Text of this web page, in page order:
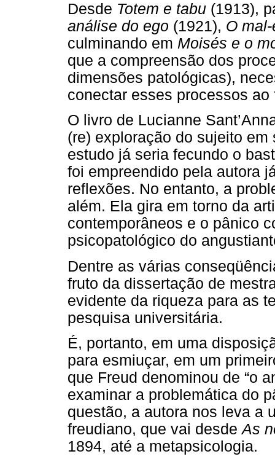
Desde Totem e tabu (1913),
análise do ego (1921), O
culminando em Moisés e o
que a compreensão dos
dimensões patológicas),
conectar esses processos
O livro de Lucianne
(re) exploração do sujeito
estudo já seria fecundo o
foi empreendido pela autora
reflexões. No entanto, a
além. Ela gira em torno da
contemporâneos e o pânico
psicopatológico do
Dentre as várias
fruto da dissertação de
evidente da riqueza para as
pesquisa universitária.
É, portanto, em uma
para esmiuçar, em um
que Freud denominou de “o
examinar a problemática do
questão, a autora nos leva a
freudiano, que vai desdeAs
1894, até a metapsicologia.